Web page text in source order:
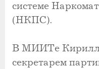
системе
(НКПС).
В МИИТе Кирилл
секретарем